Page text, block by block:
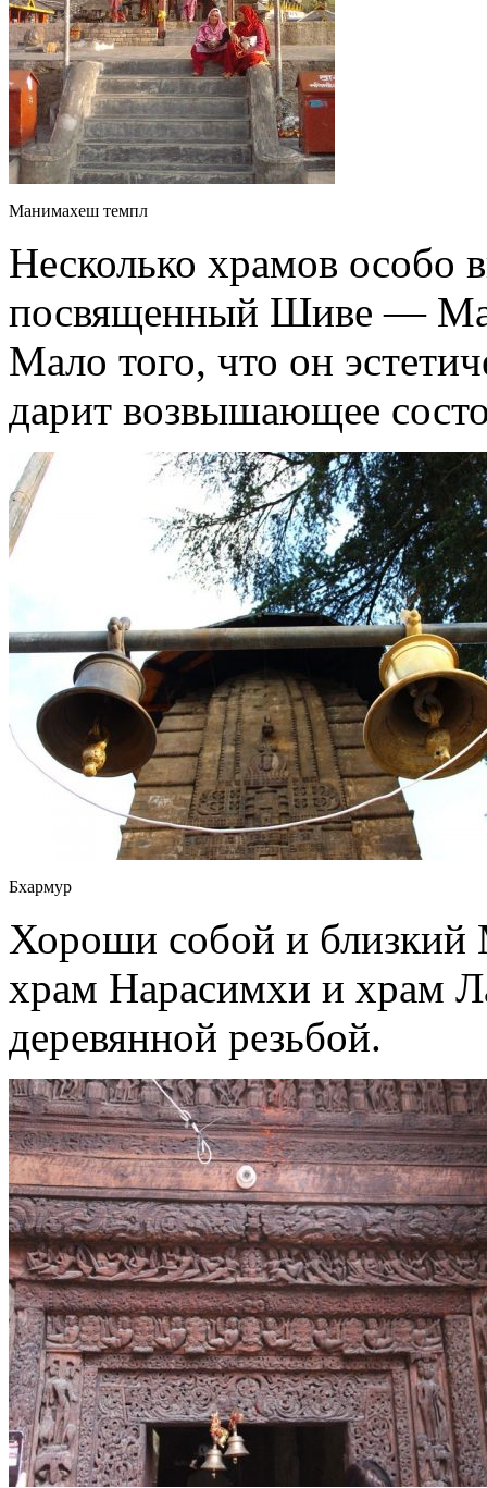
Манимахеш темпл
Несколько храмов особо
посвященный Шиве —
Мало того, что он
дарит возвышающее
Бхармур
Хороши собой и близкий
храм Нарасимхи и храм
деревянной резьбой.